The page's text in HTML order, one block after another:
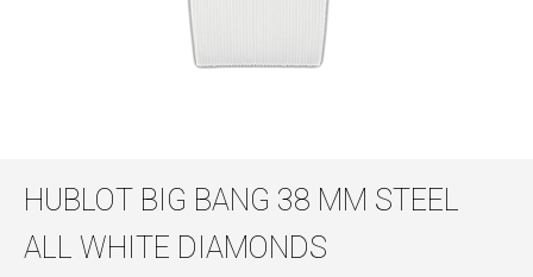
HUBLOT BIG BANG 38 MM STEEL
ALL WHITE DIAMONDS